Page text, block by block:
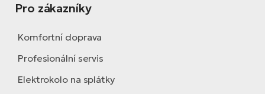
Pro zákazníky
Komfortní doprava
Profesionální servis
Elektrokolo na splátky